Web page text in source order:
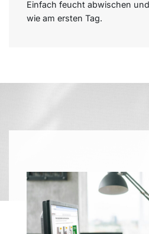
Einfach feucht abwischen
wie am ersten Tag.